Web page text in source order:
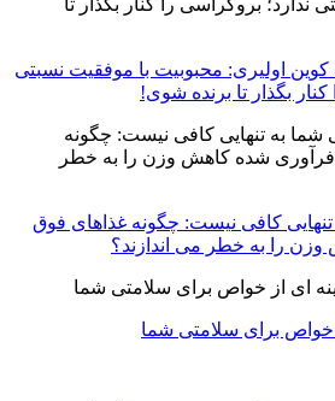
اولیری: محبوبیت با موفقیت نسبتی
بگذار تا برنده شوی!
کافی نیست: چگونه غذاهای فوق
را به خطر می اندازند؟
خواص برای سلامتی شما